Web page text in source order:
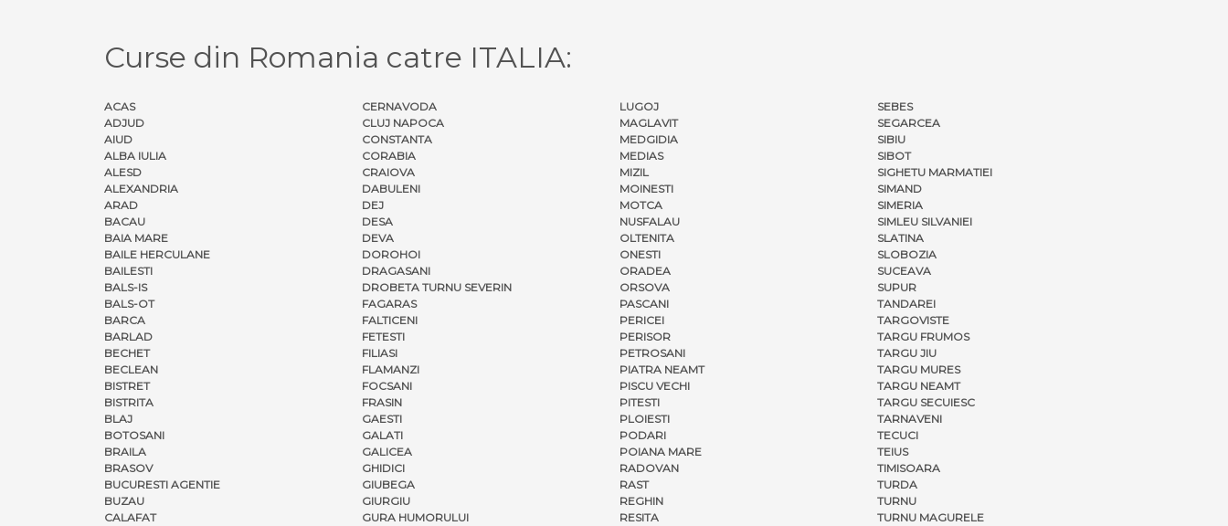
Curse din Romania catre ITALIA:
ACAS
ADJUD
AIUD
ALBA IULIA
ALESD
ALEXANDRIA
ARAD
BACAU
BAIA MARE
BAILE HERCULANE
BAILESTI
BALS-IS
BALS-OT
BARCA
BARLAD
BECHET
BECLEAN
BISTRET
BISTRITA
BLAJ
BOTOSANI
BRAILA
BRASOV
BUCURESTI AGENTIE
BUZAU
CALAFAT
CERNAVODA
CLUJ NAPOCA
CONSTANTA
CORABIA
CRAIOVA
DABULENI
DEJ
DESA
DEVA
DOROHOI
DRAGASANI
DROBETA TURNU SEVERIN
FAGARAS
FALTICENI
FETESTI
FILIASI
FLAMANZI
FOCSANI
FRASIN
GAESTI
GALATI
GALICEA
GHIDICI
GIUBEGA
GIURGIU
GURA HUMORULUI
LUGOJ
MAGLAVIT
MEDGIDIA
MEDIAS
MIZIL
MOINESTI
MOTCA
NUSFALAU
OLTENITA
ONESTI
ORADEA
ORSOVA
PASCANI
PERICEI
PERISOR
PETROSANI
PIATRA NEAMT
PISCU VECHI
PITESTI
PLOIESTI
PODARI
POIANA MARE
RADOVAN
RAST
REGHIN
RESITA
SEBES
SEGARCEA
SIBIU
SIBOT
SIGHETU MARMATIEI
SIMAND
SIMERIA
SIMLEU SILVANIEI
SLATINA
SLOBOZIA
SUCEAVA
SUPUR
TANDAREI
TARGOVISTE
TARGU FRUMOS
TARGU JIU
TARGU MURES
TARGU NEAMT
TARGU SECUIESC
TARNAVENI
TECUCI
TEIUS
TIMISOARA
TURDA
TURNU
TURNU MAGURELE